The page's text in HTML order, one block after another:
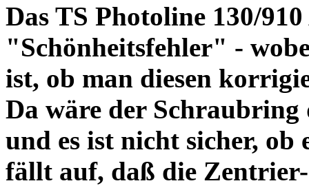
Das TS Photoline 130/
"Schönheitsfehler" -
ist, ob man diesen
Da wäre der
und es ist nicht sicher,
fällt auf, daß die Zentrier-